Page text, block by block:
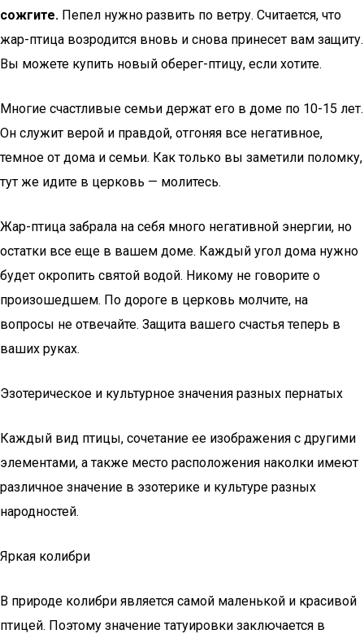
сожгите. Пепел нужно развить по ветру. Считается, что
жар-птица возродится вновь и снова принесет вам защиту.
Вы можете купить новый оберег-птицу, если хотите.
Многие счастливые семьи держат его в доме по 10-15 лет.
Он служит верой и правдой, отгоняя все негативное,
темное от дома и семьи. Как только вы заметили поломку,
тут же идите в церковь — молитесь.
Жар-птица забрала на себя много негативной энергии, но
остатки все еще в вашем доме. Каждый угол дома нужно
будет окропить святой водой. Никому не говорите о
произошедшем. По дороге в церковь молчите, на
вопросы не отвечайте. Защита вашего счастья теперь в
ваших руках.
Эзотерическое и культурное значения разных пернатых
Каждый вид птицы, сочетание ее изображения с другими
элементами, а также место расположения наколки имеют
различное значение в эзотерике и культуре разных
народностей.
Яркая колибри
В природе колибри является самой маленькой и красивой
птицей. Поэтому значение татуировки заключается в